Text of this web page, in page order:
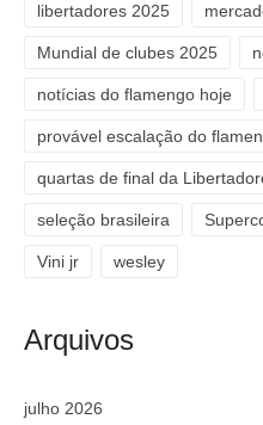
libertadores 2025
Mundial de clubes 2025
notícias do flamengo hoje
provável escalação do
quartas de final da
seleção brasileira
Vini jr wesley
Arquivos
julho 2026